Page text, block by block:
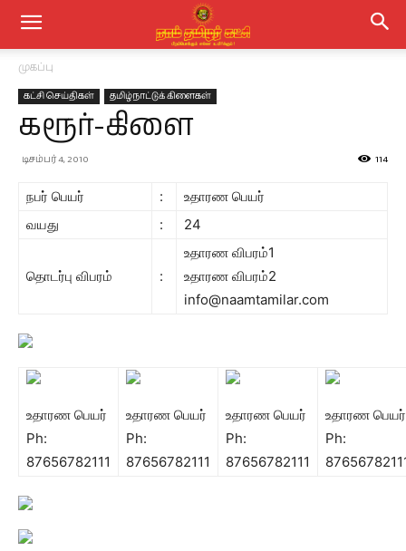
முகப்பு
கட்சி செய்திகள் தமிழ்நாட்டுக் கிளைகள்
கரூர்-கிளை
டிசம்பர் 4, 2010 114
நபர் பெயர் :
உதாரண பெயர்
வயது
: 24
தொடர்பு விபரம் :
உதாரண விபரம்1
உதாரண விபரம்2
info@naamtamilar.com
உதாரண பெயர்
Ph:
87656782111
உதாரண பெயர்
Ph:
87656782111
உதாரண பெயர்
Ph:
87656782111
உதாரண பெயர்
Ph: